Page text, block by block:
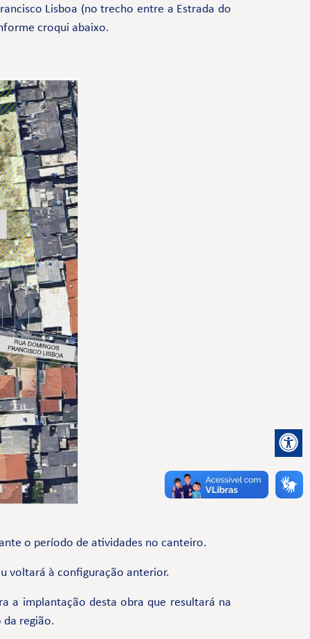
Lisboa (no trecho entre a Estrada do
croqui abaixo.
o período de atividades no canteiro.
voltará à configuração anterior.
a implantação desta obra que resultará na
da região.